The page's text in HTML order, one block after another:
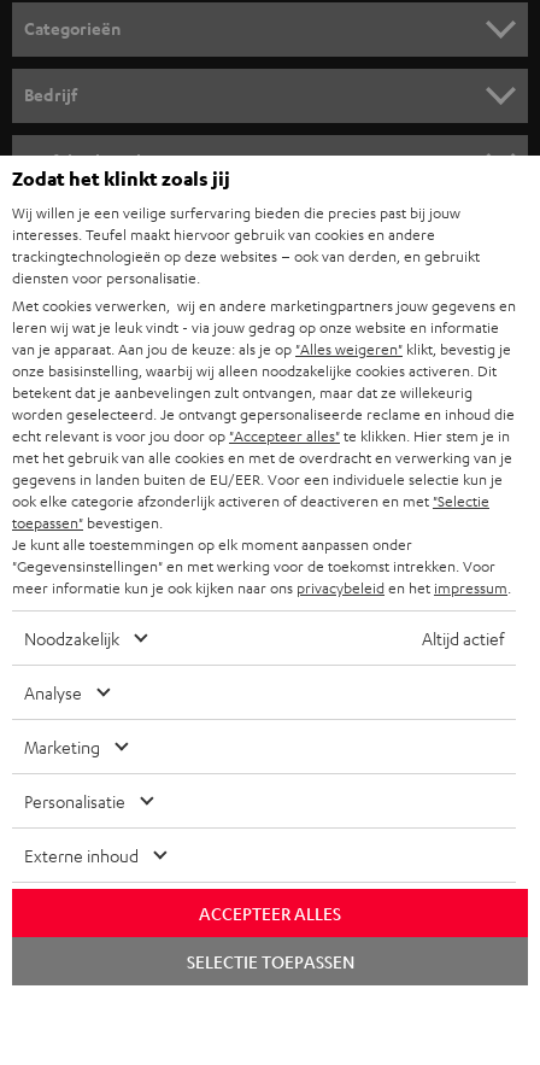
o
r
n
i
e
u
w
s
b
r
i
e
f
Categorieën
COMPLETE SYSTEMEN
SOUNDBARS
HIFI-SPEAKERS
BLUETOOTH
KOPTELEFOONS
BLUETOOTH KOPTELEFOONS
COMPLETE SETS
SPEAKERS
ULTIMA
IN-EAR
FANSHOP
NIEUWKOMERS
Bedrijf
PERS & MARKETING
B2B
PARTNERPROGRAMMA
BLOG
NEWSLETTER
STORES
TEUFEL VOORDELEN
TOEGANKELIJK
Teufel online shops
DUITSLAND
OOSTENRIJK
ZWITSERLAND
NEDERLAND
BELGIË
FRANKRIJK
POLEN
ITALIË
USA
ANDERE LANDEN
'Kennelijke' (typ)fouten voorbehouden. De op de foto's afgebeelde
accessoires zijn niet bij de levering inbegrepen. Eventuele
Disclaimer Algemene voorwaarden
Zodat het klinkt zoals jij
Wij willen je een veilige surfervaring bieden die precies past bij jouw
interesses. Teufel maakt hiervoor gebruik van cookies en andere
trackingtechnologieën op deze websites – ook van derden, en gebruikt
diensten voor personalisatie.
Met cookies verwerken, wij en andere marketingpartners jouw gegevens en
leren wij wat je leuk vindt - via jouw gedrag op onze website en informatie
van je apparaat. Aan jou de keuze: als je op "Alles weigeren" klikt, bevestig je
onze basisinstelling, waarbij wij alleen noodzakelijke cookies activeren. Dit
betekent dat je aanbevelingen zult ontvangen, maar dat ze willekeurig
worden geselecteerd. Je ontvangt gepersonaliseerde reclame en inhoud die
echt relevant is voor jou door op "Accepteer alles"te klikken. Hier stem je in
met het gebruik van alle cookies en met de overdracht en verwerking van je
gegevens in landen buiten de EU/EER. Voor een individuele selectie kun je
ook elke categorie afzonderlijk activeren of deactiveren en met "Selectie
toepassen" bevestigen.
Je kunt alle toestemmingen op elk moment aanpassen onder
"Gegevensinstellingen" en met werking voor de toekomst intrekken. Voor
meer informatie kun je ook kijken naar ons privacybeleiden het impressum
Noodzakelijk Altijd actief
Analyse
Marketing
Personalisatie
Externe inhoud
ACCEPTEER ALLES
SELECTIE TOEPASSEN